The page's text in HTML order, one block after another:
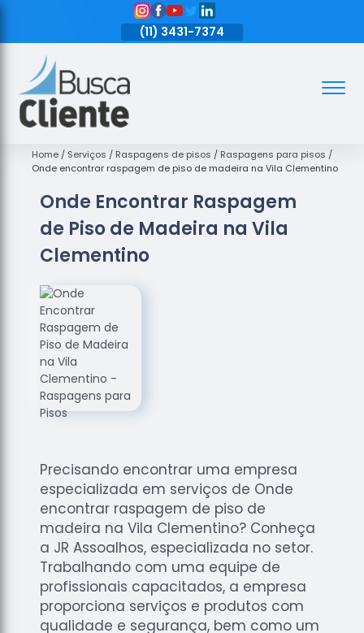
(11) 3431-7374
Assoalhos
de Madeira
Madeira
Empresas
Assoalhos
Loja de
Assoalhos
Raspagem
de
Assoalhos
Raspagem
de Tacos
de
Madeiras
Raspagens
de Pisos
Tacos de
Madeiras
Home Serviços Raspagens de pisos
Raspagens para pisos
Onde encontrar raspagem de piso de madeira na Vila Clementino
Onde Encontrar Raspagem
de Piso de Madeira na Vila
Clementino
Precisando encontrar uma empresa
especializada em serviços de Onde
encontrar raspagem de piso de
madeira na Vila Clementino? Conheça
a JR Assoalhos, especializada no setor.
Trabalhando com uma equipe de
profissionais capacitados, a empresa
proporciona serviços e produtos com
qualidade e segurança, bem como um